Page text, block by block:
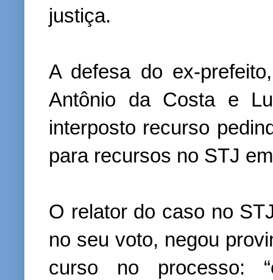
justiça.
A defesa do ex-
Antônio da Costa e
interposto recurso
para recursos no STJ
O relator do caso no
no seu voto, negou
curso no processo: